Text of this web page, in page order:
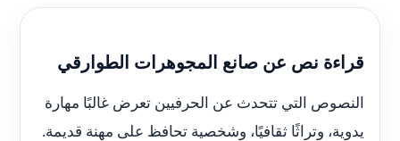
قراءة نص عن صانع المجوهرات الطوارقي
النصوص التي تتحدث عن الحرفيين تعرض غالبًا مهارة
يدوية، وتراثًا ثقافيًا، وشخصية تحافظ على مهنة قديمة.